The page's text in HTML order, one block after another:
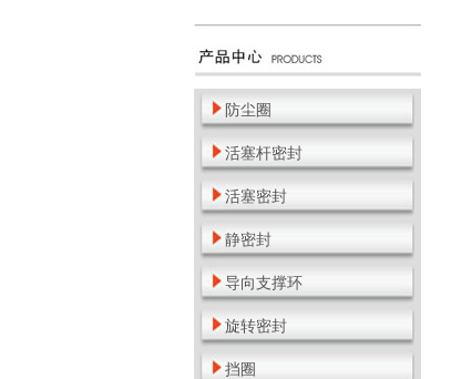
防尘圈
活塞杆密封
活塞密封
静密封
导向支撑环
旋转密封
挡圈